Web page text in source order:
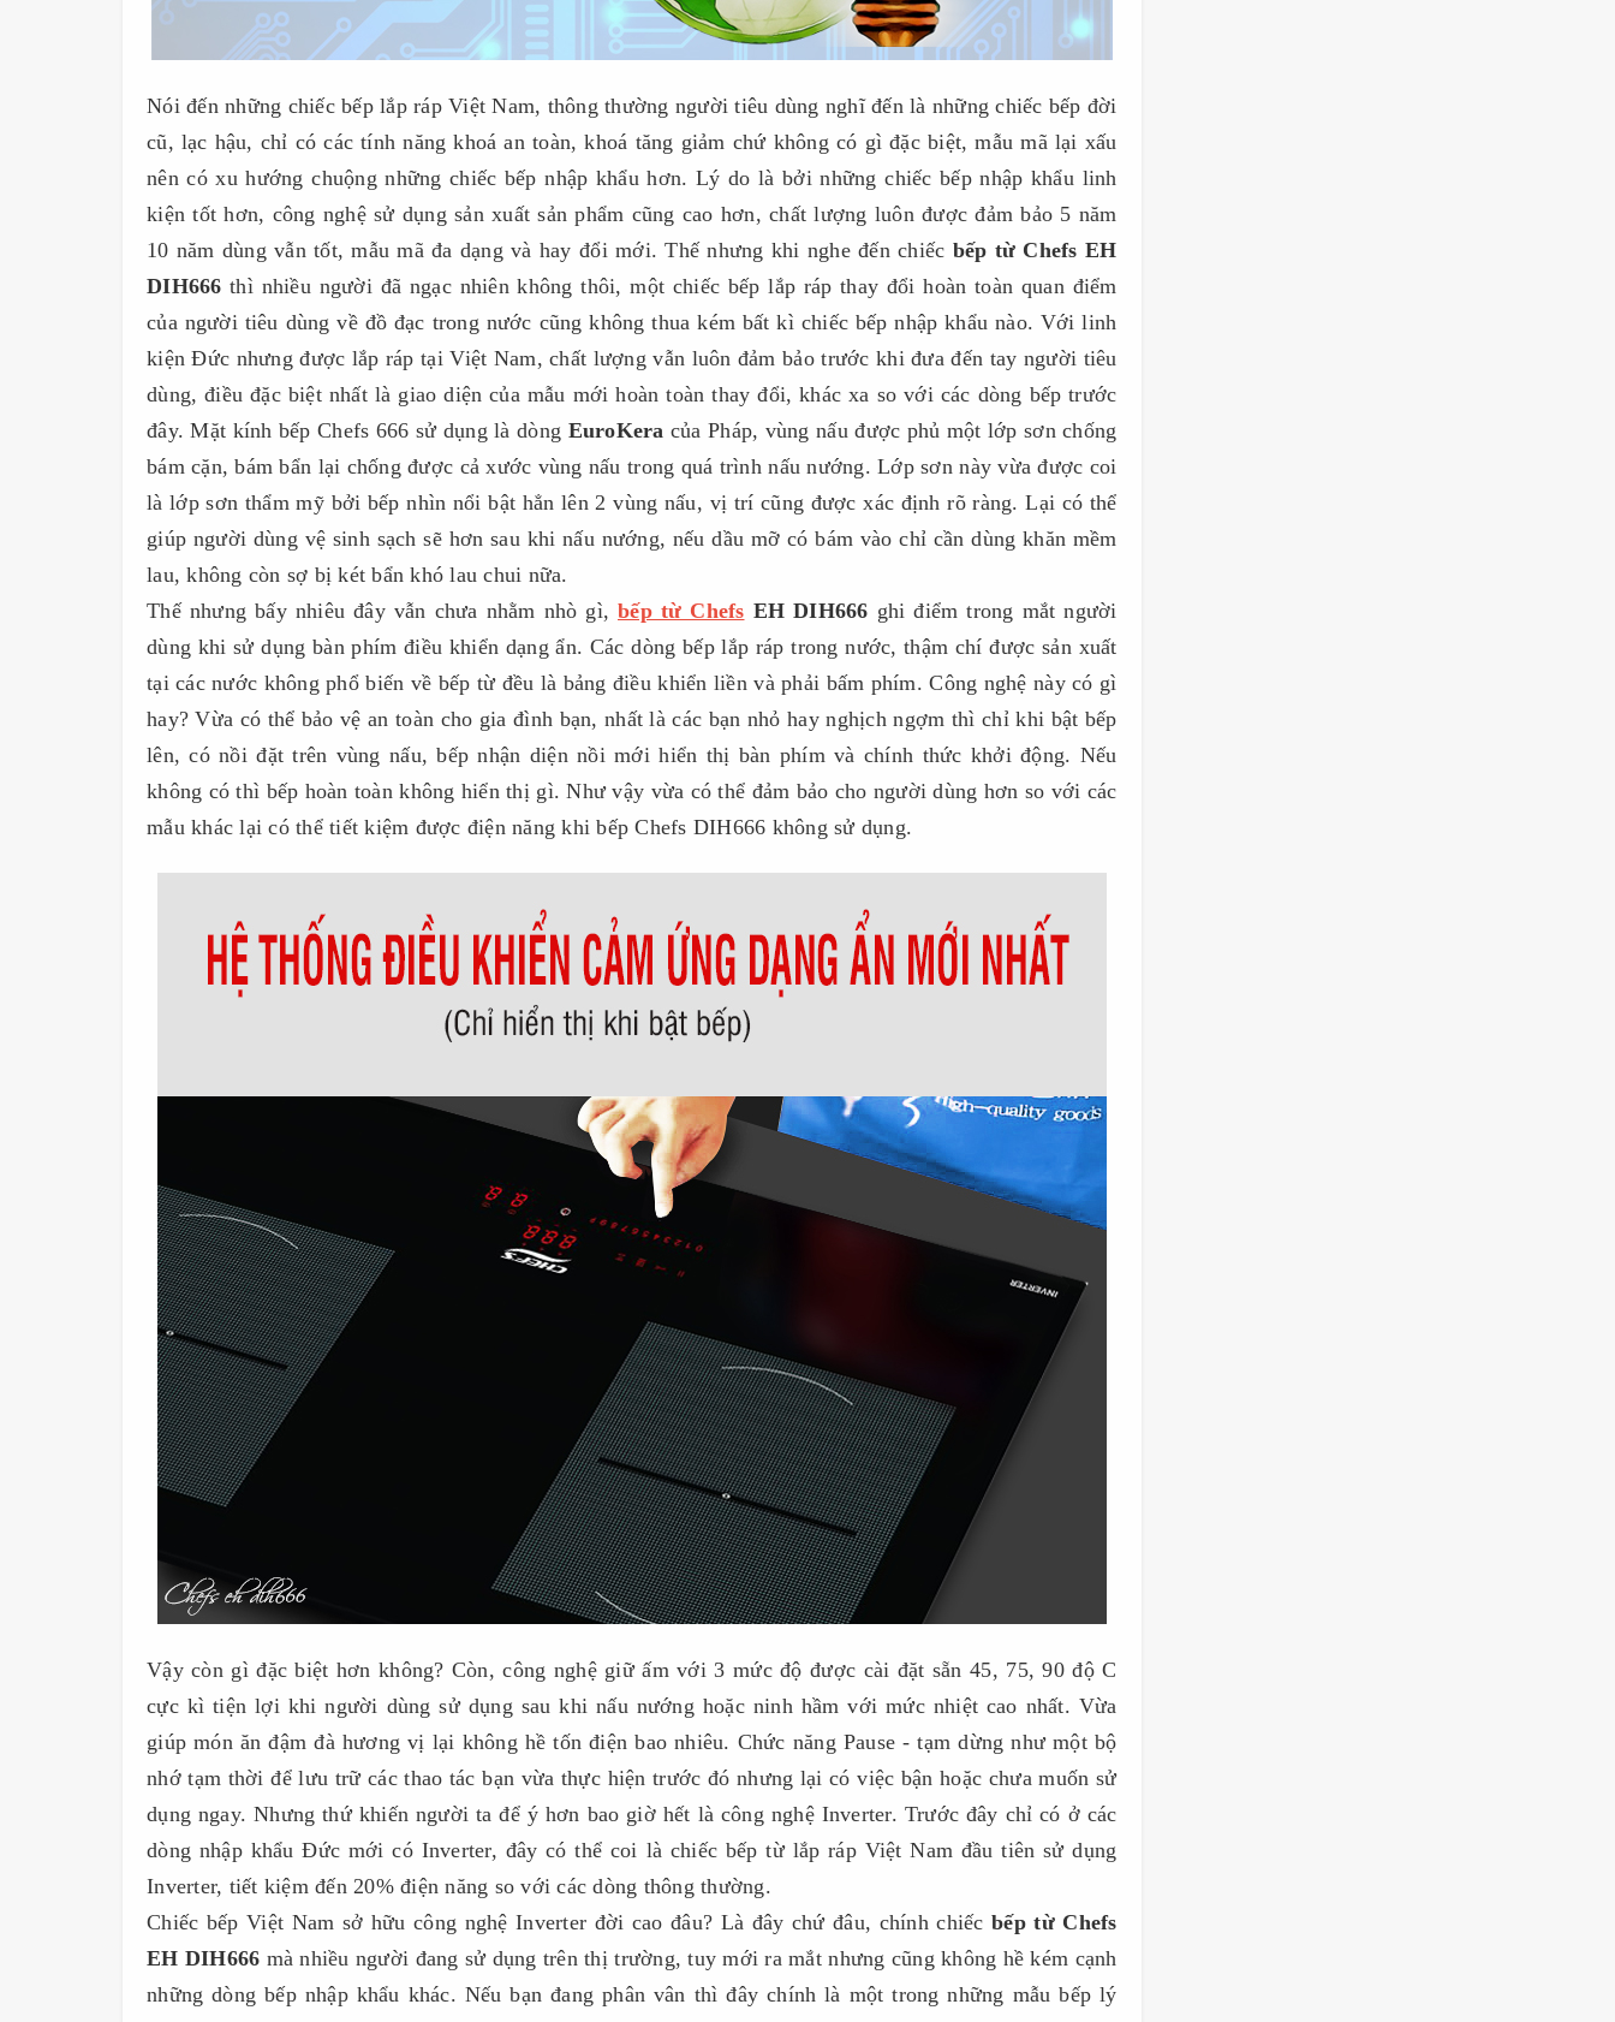
Nói đến những chiếc bếp lắp ráp Việt Nam, thông thường người tiêu dùng nghĩ đến là những chiếc bếp đời
cũ, lạc hậu, chỉ có các tính năng khoá an toàn, khoá tăng giảm chứ không có gì đặc biệt, mẫu mã lại xấu
nên có xu hướng chuộng những chiếc bếp nhập khẩu hơn. Lý do là bởi những chiếc bếp nhập khẩu linh
kiện tốt hơn, công nghệ sử dụng sản xuất sản phẩm cũng cao hơn, chất lượng luôn được đảm bảo 5 năm
10 năm dùng vẫn tốt, mẫu mã đa dạng và hay đổi mới. Thế nhưng khi nghe đến chiếc bếp từ Chefs EH
DIH666 thì nhiều người đã ngạc nhiên không thôi, một chiếc bếp lắp ráp thay đổi hoàn toàn quan điểm
của người tiêu dùng về đồ đạc trong nước cũng không thua kém bất kì chiếc bếp nhập khẩu nào. Với linh
kiện Đức nhưng được lắp ráp tại Việt Nam, chất lượng vẫn luôn đảm bảo trước khi đưa đến tay người tiêu
dùng, điều đặc biệt nhất là giao diện của mẫu mới hoàn toàn thay đổi, khác xa so với các dòng bếp trước
đây. Mặt kính bếp Chefs 666 sử dụng là dòng EuroKera của Pháp, vùng nấu được phủ một lớp sơn chống
bám cặn, bám bẩn lại chống được cả xước vùng nấu trong quá trình nấu nướng. Lớp sơn này vừa được coi
là lớp sơn thẩm mỹ bởi bếp nhìn nổi bật hẳn lên 2 vùng nấu, vị trí cũng được xác định rõ ràng. Lại có thể
giúp người dùng vệ sinh sạch sẽ hơn sau khi nấu nướng, nếu dầu mỡ có bám vào chỉ cần dùng khăn mềm
lau, không còn sợ bị két bẩn khó lau chui nữa.
Thế nhưng bấy nhiêu đây vẫn chưa nhằm nhò gì, bếp từ Chefs EH DIH666 ghi điểm trong mắt người
dùng khi sử dụng bàn phím điều khiển dạng ẩn. Các dòng bếp lắp ráp trong nước, thậm chí được sản xuất
tại các nước không phổ biến về bếp từ đều là bảng điều khiển liền và phải bấm phím. Công nghệ này có gì
hay? Vừa có thể bảo vệ an toàn cho gia đình bạn, nhất là các bạn nhỏ hay nghịch ngợm thì chỉ khi bật bếp
lên, có nồi đặt trên vùng nấu, bếp nhận diện nồi mới hiển thị bàn phím và chính thức khởi động. Nếu
không có thì bếp hoàn toàn không hiển thị gì. Như vậy vừa có thể đảm bảo cho người dùng hơn so với các
mẫu khác lại có thể tiết kiệm được điện năng khi bếp Chefs DIH666 không sử dụng.
Vậy còn gì đặc biệt hơn không? Còn, công nghệ giữ ấm với 3 mức độ được cài đặt sẵn 45, 75, 90 độ C
cực kì tiện lợi khi người dùng sử dụng sau khi nấu nướng hoặc ninh hầm với mức nhiệt cao nhất. Vừa
giúp món ăn đậm đà hương vị lại không hề tốn điện bao nhiêu. Chức năng Pause - tạm dừng như một bộ
nhớ tạm thời để lưu trữ các thao tác bạn vừa thực hiện trước đó nhưng lại có việc bận hoặc chưa muốn sử
dụng ngay. Nhưng thứ khiến người ta để ý hơn bao giờ hết là công nghệ Inverter. Trước đây chỉ có ở các
dòng nhập khẩu Đức mới có Inverter, đây có thể coi là chiếc bếp từ lắp ráp Việt Nam đầu tiên sử dụng
Inverter, tiết kiệm đến 20% điện năng so với các dòng thông thường.
Chiếc bếp Việt Nam sở hữu công nghệ Inverter đời cao đâu? Là đây chứ đâu, chính chiếc bếp từ Chefs
EH DIH666 mà nhiều người đang sử dụng trên thị trường, tuy mới ra mắt nhưng cũng không hề kém cạnh
những dòng bếp nhập khẩu khác. Nếu bạn đang phân vân thì đây chính là một trong những mẫu bếp lý